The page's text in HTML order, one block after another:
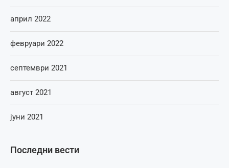
Последни вести
април 2022
февруари 2022
септември 2021
август 2021
јуни 2021